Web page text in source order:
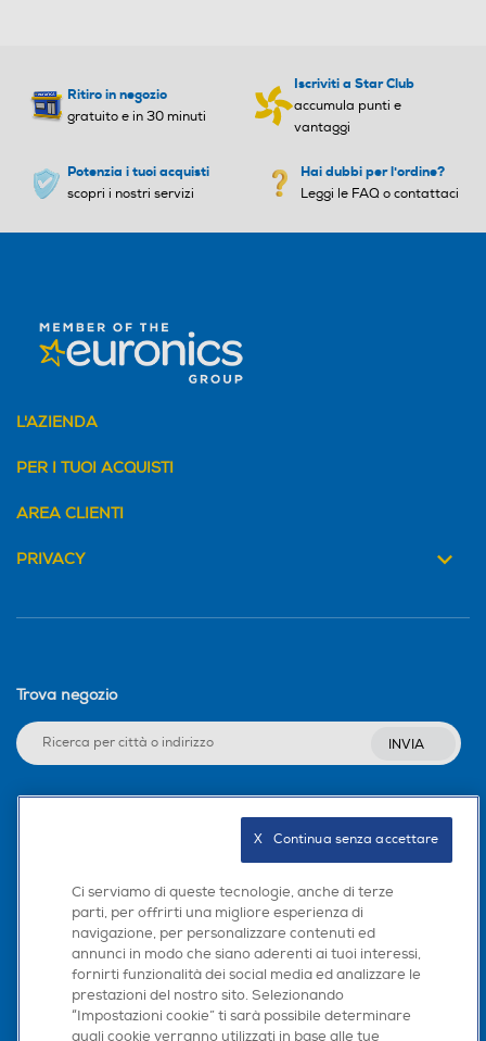
Play Video
*Immagini simulate a scopo illustrativo.
gratuito e in 30 minuti
accumula punti e
vantaggi
scopri i nostri servizi Leggi le FAQ o contattaci
INVIA
Seguici sui social
Scarica la nostra app
Ci serviamo di queste tecnologie, anche di terze
parti, per offrirti una migliore esperienza di
navigazione, per personalizzare contenuti ed
annunci in modo che siano aderenti ai tuoi interessi,
fornirti funzionalità dei social media ed analizzare le
prestazioni del nostro sito. Selezionando
“Impostazioni cookie” ti sarà possibile determinare
quali cookie verranno utilizzati in base alle tue
X   Continua senza accettare